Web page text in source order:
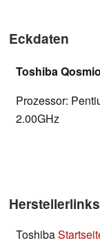
Eckdaten
Toshiba
Prozessor:
2.00GHz
Herstellerlinks
Toshiba